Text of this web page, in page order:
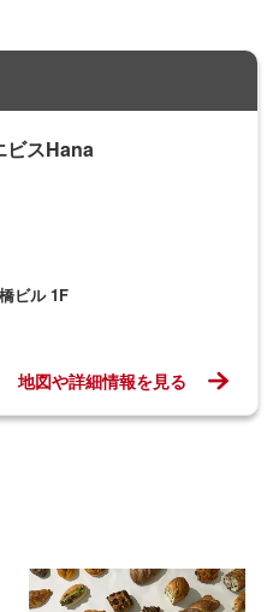
ビスHana
ビル 1F
地図や詳細情報を見る